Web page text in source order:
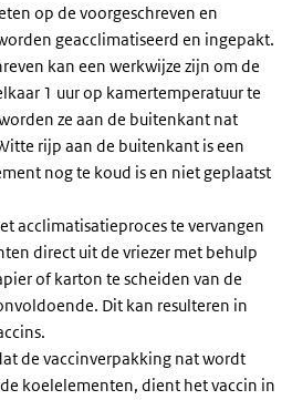
op de voorgeschreven en
geacclimatiseerd en ingepakt.
kan een werkwijze zijn om de
1 uur op kamertemperatuur te
ze aan de buitenkant nat
rijp aan de buitenkant is een
nog te koud is en niet geplaatst
acclimatisatieproces te vervangen
direct uit de vriezer met behulp
of karton te scheiden van de
Dit kan resulteren in
de vaccinverpakking nat wordt
koelelementen, dient het vaccin in